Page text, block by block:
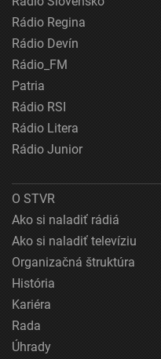
Rádio Regina
Rádio Devín
Rádio_FM
Patria
Rádio RSI
Rádio Litera
Rádio Junior
O STVR
Ako si naladiť rádiá
Ako si naladiť televíziu
Organizačná štruktúra
História
Kariéra
Rada
Úhrady